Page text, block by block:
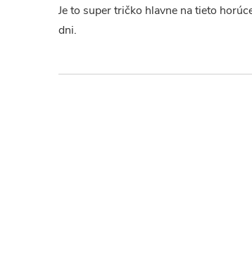
Je to super tričko hlavne na tieto
dni.